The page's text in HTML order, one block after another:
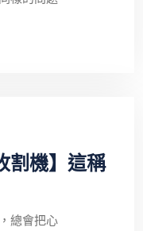
割機】這稱
總會把心